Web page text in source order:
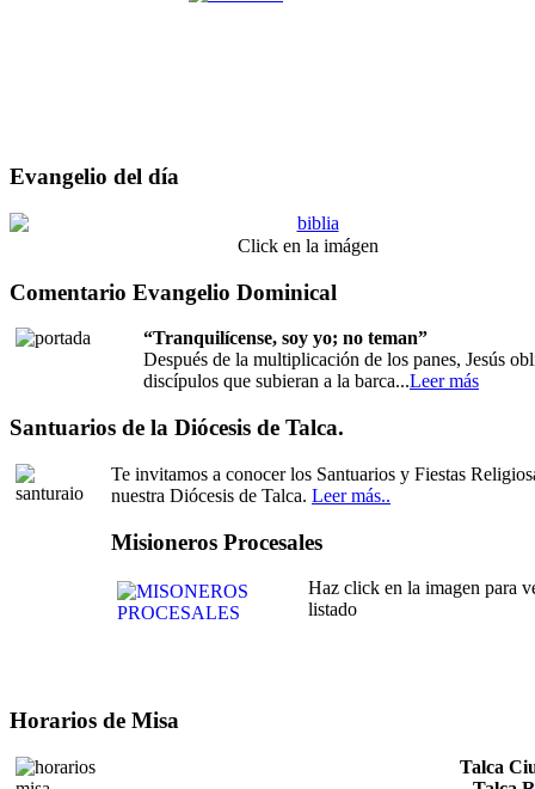
Evangelio del día
Click en la imágen
Comentario Evangelio Dominical
“Tranquilícense, soy yo; no teman”
Después de la multiplicación de los panes, Jesús
discípulos que subieran a la barca...Leer más
Santuarios de la Diócesis de Talca.
Te invitamos a conocer los Santuarios y Fiestas
nuestra Diócesis de Talca. Leer más..
Misioneros Procesales
Haz click en la imagen para
listado
Horarios de Misa
Talca